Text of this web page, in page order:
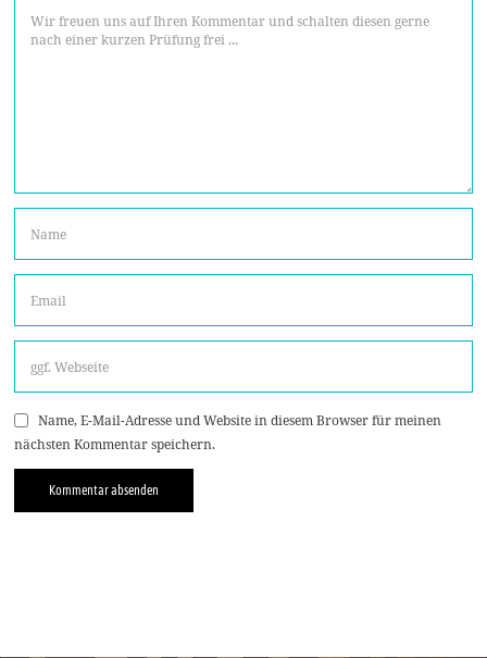
Name, E-Mail-Adresse und Website in diesem Browser für meinen
nächsten Kommentar speichern.